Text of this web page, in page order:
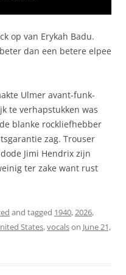
op van Erykah Badu.
dan een betere elpee
Ulmer avant-funk-
te verhapstukken was
blanke rockliefhebber
zag. Trouser
Jimi Hendrix zijn
ter zake want rust
and tagged 1940,2026,
States,vocalson June 21,